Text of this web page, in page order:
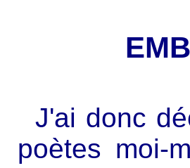
J'ai donc
poètes moi-